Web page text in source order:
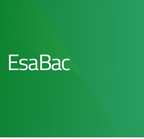
EsaBac